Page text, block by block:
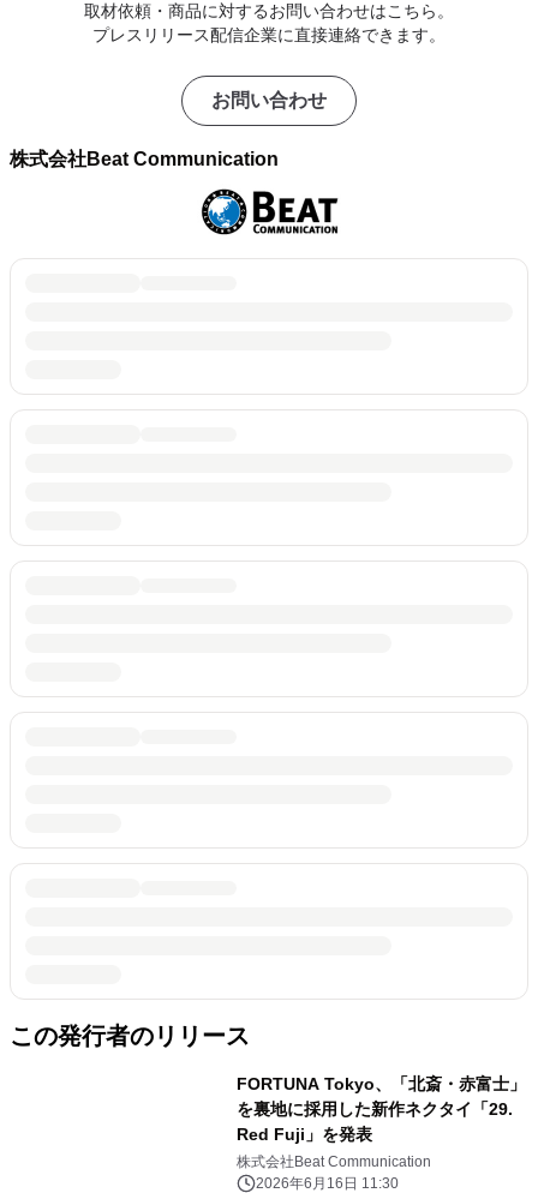
取材依頼・商品に対するお問い合わせはこちら。
プレスリリース配信企業に直接連絡できます。
お問い合わせ
株式会社Beat Communication
この発行者のリリース
FORTUNA Tokyo、「北斎・赤富士」
を裏地に採用した新作ネクタイ「29.
Red Fuji」を発表
株式会社Beat Communication
2026年6月16日 11:30